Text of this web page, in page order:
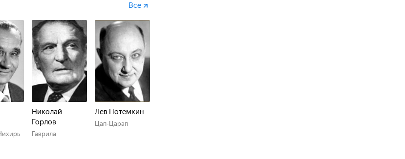
Все
Николай
Горлов
Гаврила
Лев Потемкин
Цап-Царап